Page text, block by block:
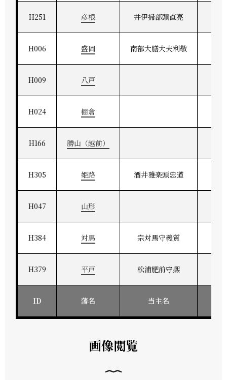
H251 彦根 井伊掃部頭直亮
H006 盛岡 南部大膳大夫利敬
H009 八戸
H024 棚倉
H166 勝山（越前）
H305 姫路 酒井雅楽頭忠道
H047 山形
H384 対馬 宗対馬守義質
H379 平戸 松浦肥前守熈
ID 藩名 当主名
画像閲覧